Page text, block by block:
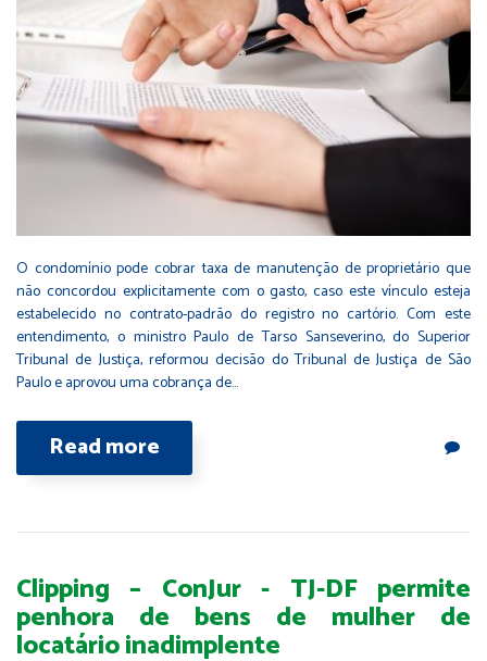
O condomínio pode cobrar taxa de manutenção de proprietário que
não concordou explicitamente com o gasto, caso este vínculo esteja
estabelecido no contrato-padrão do registro no cartório. Com este
entendimento, o ministro Paulo de Tarso Sanseverino, do Superior
Tribunal de Justiça, reformou decisão do Tribunal de Justiça de São
Paulo e aprovou uma cobrança de…
Read more
Clipping – ConJur - TJ-DF permite
penhora de bens de mulher de
locatário inadimplente